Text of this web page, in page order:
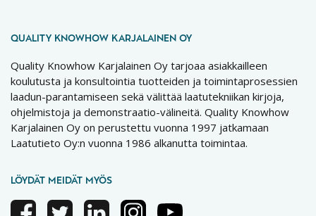
QUALITY KNOWHOW KARJALAINEN OY
Quality Knowhow Karjalainen Oy tarjoaa asiakkailleen
koulutusta ja konsultointia tuotteiden ja toimintaprosessien
laadun-parantamiseen sekä välittää laatutekniikan kirjoja,
ohjelmistoja ja demonstraatio-välineitä. Quality Knowhow
Karjalainen Oy on perustettu vuonna 1997 jatkamaan
Laatutieto Oy:n vuonna 1986 alkanutta toimintaa.
LÖYDÄT MEIDÄT MYÖS
FacebookTwitterLinkedinInstagramYoutube